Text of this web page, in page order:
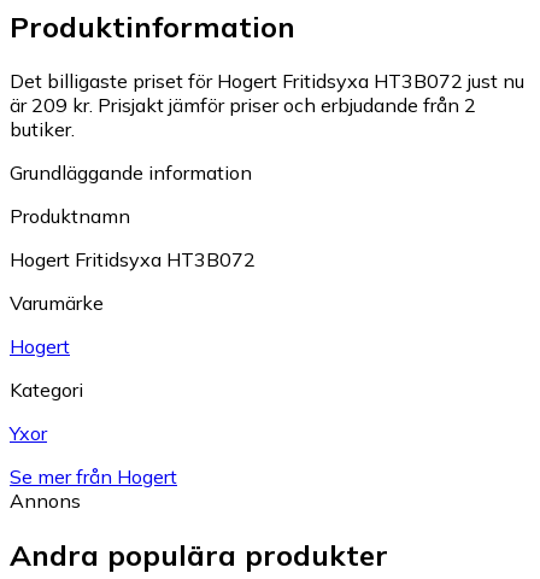
Produktinformation
Det billigaste priset för Hogert Fritidsyxa HT3B072 just nu
är 209 kr. Prisjakt jämför priser och erbjudande från 2
butiker.
Grundläggande information
Produktnamn
Hogert Fritidsyxa HT3B072
Varumärke
Hogert
Kategori
Yxor
Se mer från Hogert
Annons
Andra populära produkter